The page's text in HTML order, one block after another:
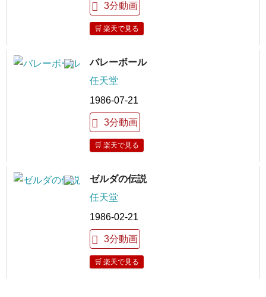
3分動画
🛒 楽天で見る
バレーボール
任天堂
1986-07-21
3分動画
🛒 楽天で見る
ゼルダの伝説
任天堂
1986-02-21
3分動画
🛒 楽天で見る